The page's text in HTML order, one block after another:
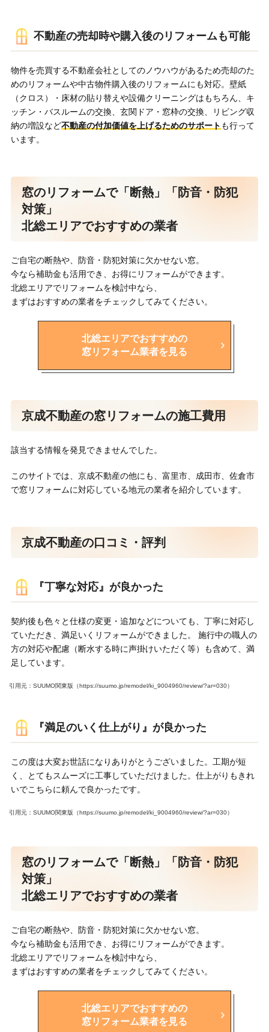
不動産の売却時や購入後のリフォームも可能
物件を売買する不動産会社としてのノウハウがあるため売却のた
めのリフォームや中古物件購入後のリフォームにも対応。壁紙
（クロス）・床材の貼り替えや設備クリーニングはもちろん、キ
ッチン・バスルームの交換、玄関ドア・窓枠の交換、リビング収
納の増設など不動産の付加価値を上げるためのサポート も行って
います。
窓のリフォームで「断熱」「防音・防犯
対策」
北総エリアでおすすめの業者
ご自宅の断熱や、防音・防犯対策に欠かせない窓。
今なら補助金も活用でき、お得にリフォームができます。
北総エリアでリフォームを検討中なら、
まずはおすすめの業者をチェックしてみてください。
北総エリアでおすすめの
窓リフォーム業者を見る
京成不動産の窓リフォームの施工費用
該当する情報を発見できませんでした。
このサイトでは、京成不動産の他にも、富里市、成田市、佐倉市
で窓リフォームに対応している地元の業者を紹介しています。
京成不動産の口コミ・評判
『丁寧な対応』が良かった
契約後も色々と仕様の変更・追加などについても、丁寧に対応し
ていただき、満足いくリフォームができました。 施行中の職人の
方の対応や配慮（断水する時に声掛けいただく等）も含めて、満
足しています。
引用元：SUUMO関東版（https://suumo.jp/remodel/ki_9004960/review/?ar=030）
『満足のいく仕上がり』が良かった
この度は大変お世話になりありがとうございました。工期が短
く、とてもスムーズに工事していただけました。仕上がりもきれ
いでこちらに頼んで良かったです。
引用元：SUUMO関東版（https://suumo.jp/remodel/ki_9004960/review/?ar=030）
窓のリフォームで「断熱」「防音・防犯
対策」
北総エリアでおすすめの業者
ご自宅の断熱や、防音・防犯対策に欠かせない窓。
今なら補助金も活用でき、お得にリフォームができます。
北総エリアでリフォームを検討中なら、
まずはおすすめの業者をチェックしてみてください。
北総エリアでおすすめの
窓リフォーム業者を見る